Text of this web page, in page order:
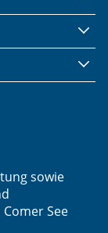
sowie
See